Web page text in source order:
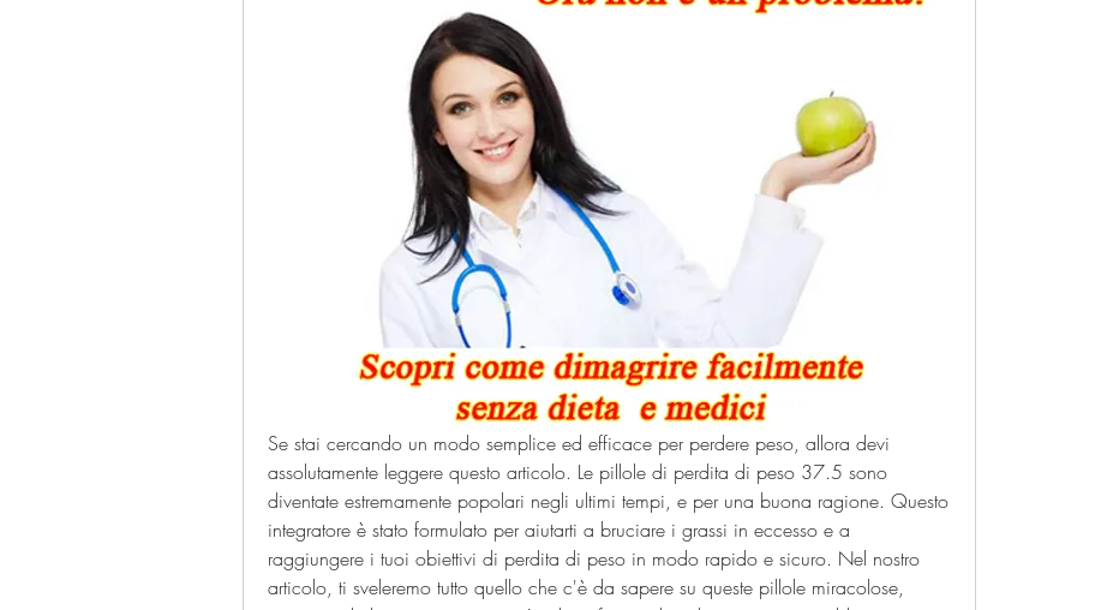
Se stai cercando un modo semplice ed efficace per perdere peso, allora devi
assolutamente leggere questo articolo. Le pillole di perdita di peso 37.5 sono
diventate estremamente popolari negli ultimi tempi, e per una buona ragione. Questo
integratore è stato formulato per aiutarti a bruciare i grassi in eccesso e a
raggiungere i tuoi obiettivi di perdita di peso in modo rapido e sicuro. Nel nostro
articolo, ti sveleremo tutto quello che c'è da sapere su queste pillole miracolose,